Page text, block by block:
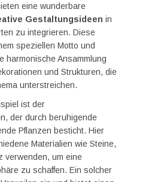
eine wunderbare
Gestaltungsideen in
zu integrieren. Diese
speziellen Motto und
harmonische Ansammlung
und Strukturen, die
unterstreichen.
ist der
der durch beruhigende
Pflanzen besticht. Hier
Materialien wie Steine,
verwenden, um eine
zu schaffen. Ein solcher